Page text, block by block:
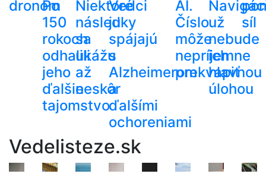
dronom
Po
150
rokoch
odhalili
jeho
ďalšie
tajomstvo
Niektoré
následky
sa
ukážu
až
neskôr
Vedci
ju
spájajú
s
Alzheimerom
a
ďalšími
ochoreniami
AI.
Číslo
môže
nepríjemne
prekvapiť
už
nebude
ich
hlavnou
úlohou
síl
Vedelisteze.sk